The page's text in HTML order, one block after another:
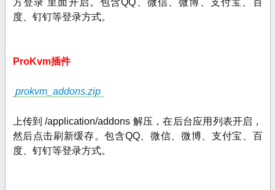
度、钉钉等登录方式。
ProKvm插件
prokvm_addons.zip
上传到 /application/addons 解压，在后台应用列表开启，
然后点击刷新缓存。包含QQ、微信、微博、支付宝、百
度、钉钉等登录方式。